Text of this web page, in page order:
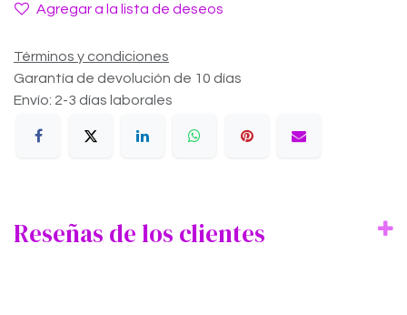
Agregar a la lista de deseos
Términos y condiciones
Garantía de devolución de 10 días
Envío: 2-3 días laborales
Reseñas de los clientes